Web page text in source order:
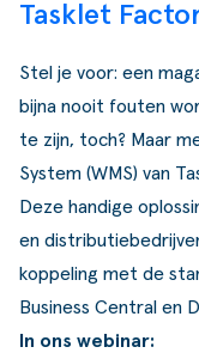
Tasklet
Stel je voor: een
bijna nooit fouten
te zijn, toch? Maar
System (WMS) van
Deze handige
en
koppeling met de
Business Central en
In ons webinar: